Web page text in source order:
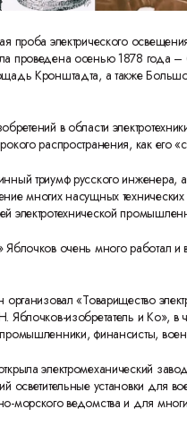
проба электрического
проведена осенью 1878 года
Кронштадта, а также
в области
распространения, как его
триумф русского инженера,
многих насущных
электротехнической
Яблочков очень много работал и
«Товарищество
Яблочков-изобретатель и Ко», в
финансисты,
электромеханический
осветительные установки для
морского ведомства и для